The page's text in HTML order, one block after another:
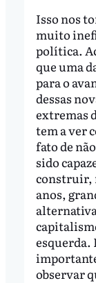
Isso nos
muito
política.
que uma
para o
dessas
extremas
tem a ver
fato de
sido
construir,
anos,
esquerda.
observar